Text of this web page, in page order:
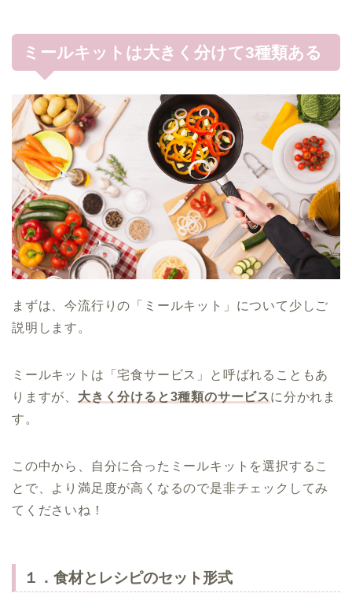
ミールキットは大きく分けて3種類ある
まずは、今流行りの「ミールキット」について少しご
説明します。
ミールキットは「宅食サービス」と呼ばれることもあ
りますが、 大きく分けると3種類のサービスに分かれま
す。
この中から、自分に合ったミールキットを選択するこ
とで、より満足度が高くなるので是非チェックしてみ
てくださいね！
１．食材とレシピのセット形式